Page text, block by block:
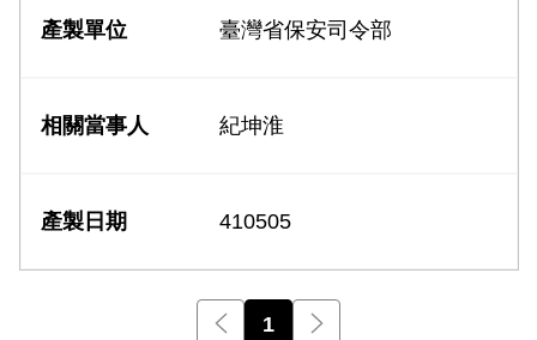
臺灣省保安司令部
紀坤淮
410505
前一頁
1